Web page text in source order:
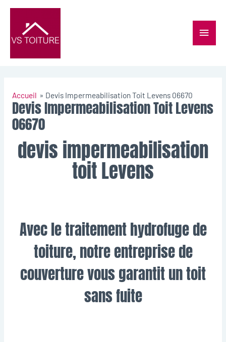
Accueil Devis Impermeabilisation Toit Levens 06670
Devis Impermeabilisation Toit Levens
06670
devis impermeabilisation
toit Levens
Avec le traitement hydrofuge de
toiture, notre entreprise de
couverture vous garantit un toit
sans fuite